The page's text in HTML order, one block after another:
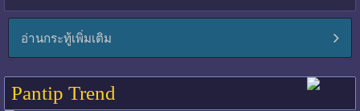
อ่านกระทู้เพิ่มเติม
Pantip Trend